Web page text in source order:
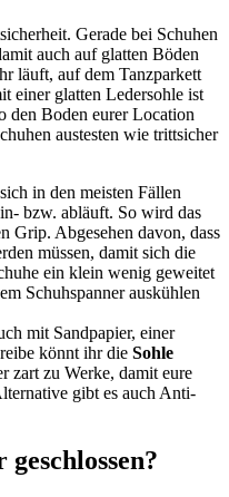
Gerade bei Schuhen
auch auf glatten Böden
läuft, auf dem Tanzparkett
einer glatten Ledersohle ist
den Boden eurer Location
austesten wie trittsicher
in den meisten Fällen
bzw. abläuft. So wird das
Grip. Abgesehen davon, dass
müssen, damit sich die
ein klein wenig geweitet
Schuhspanner auskühlen
mit Sandpapier, einer
könnt ihr die Sohle
zart zu Werke, damit eure
gibt es auch Anti-